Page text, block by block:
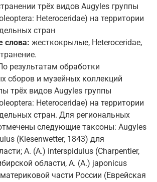
трёх видов Augyles группы
Heteroceridae) на территории
стран
слова: жесткокрылые, Heteroceridae,
результатам обработки
сборов и музейных коллекций
трёх видов Augyles группы
Heteroceridae) на территории
стран. Для региональных
следующие таксоны: Augyles
(Kiesenwetter, 1843) для
A. (A.) interspidulus (Charpentier,
области, A. (A.) japonicus
части России (Еврейская